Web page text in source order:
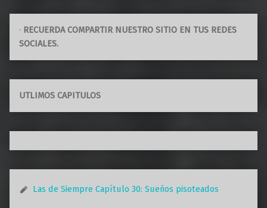
· RECUERDA COMPARTIR NUESTRO SITIO EN TUS REDES
SOCIALES.
UTLIMOS CAPITULOS
Las de Siempre Capítulo 30: Sueños pisoteados